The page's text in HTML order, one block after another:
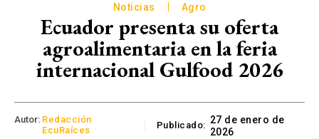
Noticias Agro
Ecuador presenta su oferta
agroalimentaria en la feria
internacional Gulfood 2026
Autor: Redacción
EcuRaíces
Publicado: 27 de enero de
2026